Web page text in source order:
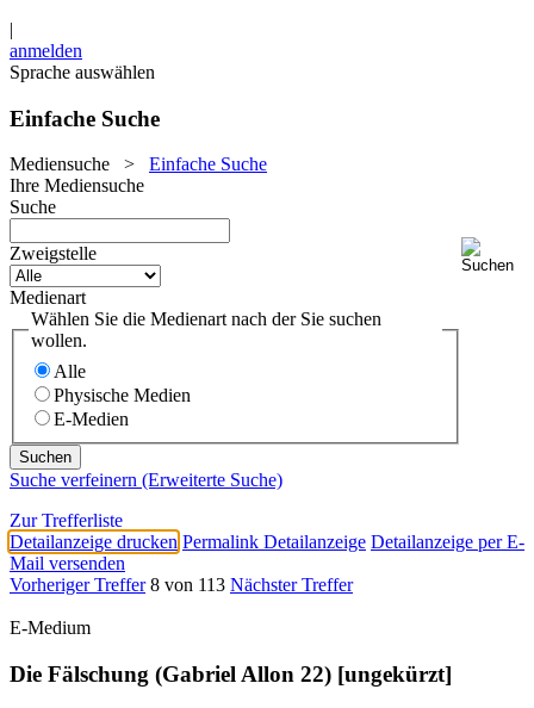
|
anmelden
Sprache auswählen
Einfache Suche
Mediensuche > Einfache Suche
Ihre Mediensuche
Suche
Zweigstelle
Medienart
Wählen Sie die Medienart nach der Sie suchen
wollen.
Alle
Physische Medien
E-Medien
Suche verfeinern (Erweiterte Suche)
Zur Trefferliste
Detailanzeige drucken Permalink Detailanzeige Detailanzeige per E-
Mail versenden
Vorheriger Treffer 8 von 113 Nächster Treffer
E-Medium
Die Fälschung (Gabriel Allon 22) [ungekürzt]